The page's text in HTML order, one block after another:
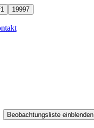
19997
Beobachtungsliste einblenden